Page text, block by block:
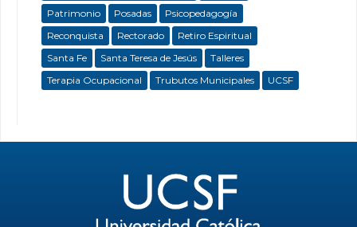
Patrimonio
Posadas
Psicopedagogía
Reconquista
Rectorado
Retiro Espiritual
Santa Fe
Santa Teresa de Jesús
Talleres
Terapia Ocupacional
Trubutos Municipales UCSF